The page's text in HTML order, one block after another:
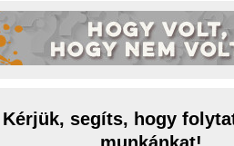
Kérjük, segíts, hogy